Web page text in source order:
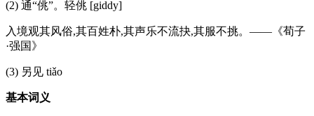
(2) 通“佻”。轻佻 [giddy]
入境观其风俗,其百姓朴,其声乐不流抉,其服不挑。——《荀子
·强国》
(3) 另见 tiǎo
基本词义